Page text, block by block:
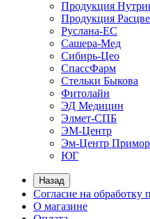
Продукция
Продукция
Руслана-ЕС
Сашера-Мед
Сибирь-Цео
СпассФарм
Стельки Быкова
Фитолайн
ЭД Медицин
Элмет-СПБ
ЭМ-Центр
Эм-Центр
ЮГ
Назад
Согласие на обработку
О магазине